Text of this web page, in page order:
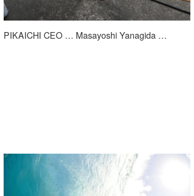
PIKAICHI CEO … Masayoshi Yanagida …